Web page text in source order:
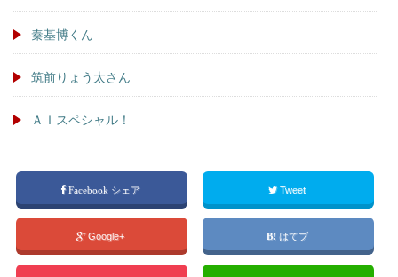
秦基博くん
筑前りょう太さん
ＡＩスペシャル！
Facebook シェア Tweet
Google+ はてブ